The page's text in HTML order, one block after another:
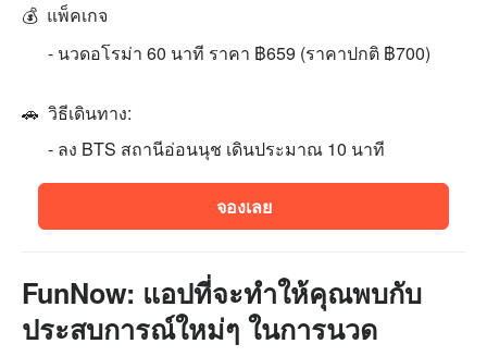
💰 แพ็คเกจ
- นวดอโรม่า 60 นาที ราคา ฿659 (ราคาปกติ ฿700)
🚗 วิธีเดินทาง:
- ลง BTS สถานีอ่อนนุช เดินประมาณ 10 นาที
จองเลย
FunNow: แอปที่จะทำให้คุณพบกับ
ประสบการณ์ใหม่ๆ ในการนวด